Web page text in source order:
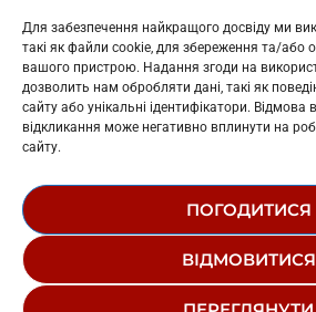
Для забезпечення найкращого досвіду ми
такі як файли cookie, для збереження та/або
вашого пристрою. Надання згоди на
дозволить нам обробляти дані, такі як
сайту або унікальні ідентифікатори. Відмова
відкликання може негативно вплинути на
сайту.
ПОГОДИТИСЯ
ВІДМОВИТИСЯ
Косів: L11-01805
Гарасимів: L11-02274
© 1995-2026 РК «ЗАХІДНИЙ ПОЛЮС»
РЕДАКЦІЙНИЙ СТАТУТ
СТРУКТУРА ВЛАСНОСТІ